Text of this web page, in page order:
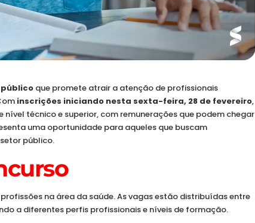
que promete atrair a atenção de profissionais
inscrições iniciando nesta sexta-feira, 28 de fevereiro,
técnico e superior, com remunerações que podem chegar
uma oportunidade para aqueles que buscam
público.
na área da saúde. As vagas estão distribuídas entre
a diferentes perfis profissionais e níveis de formação.